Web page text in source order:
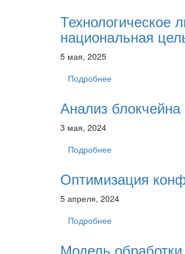
Технологическое
национальная
5 мая, 2025
Подробнее
Анализ
3 мая, 2024
Подробнее
Оптимизация
5 апреля, 2024
Подробнее
Модель